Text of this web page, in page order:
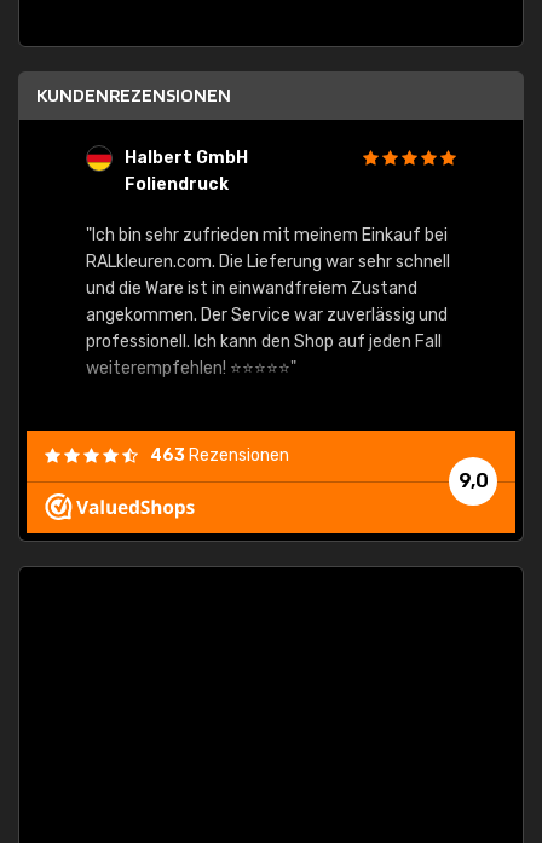
KUNDENREZENSIONEN
Halbert GmbH
Foliendruck
"Ich bin sehr zufrieden mit meinem Einkauf bei
RALkleuren.com. Die Lieferung war sehr schnell
und die Ware ist in einwandfreiem Zustand
angekommen. Der Service war zuverlässig und
professionell. Ich kann den Shop auf jeden Fall
weiterempfehlen! ⭐⭐⭐⭐⭐"
9,0
463 Rezensionen